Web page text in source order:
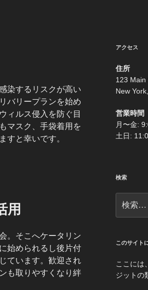
染するリスクが高い
バリープランを始め
ィルス侵入を防ぐ目
マスク、手袋着用を
すと幸いです。
用
。そこへケータリン
始められるし後片付
ています。歓迎され
も取りやすくなり絆
アクセス
住所
123 Main
New
営業時間
月〜金:
土日:
検索
索:
このサイト
ここには
ジットの